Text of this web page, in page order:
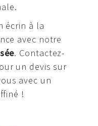
écrin à la
avec notre
. Contactez-
un devis sur
avec un
!